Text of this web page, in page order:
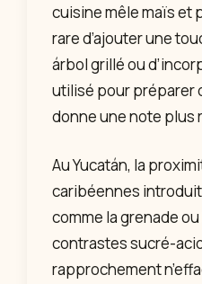
cuisine mêle maïs et
rare d’ajouter une
árbol grillé ou
utilisé pour préparer
donne une note plus
Au Yucatán, la
caribéennes
comme la grenade
contrastes sucré-
rapprochement